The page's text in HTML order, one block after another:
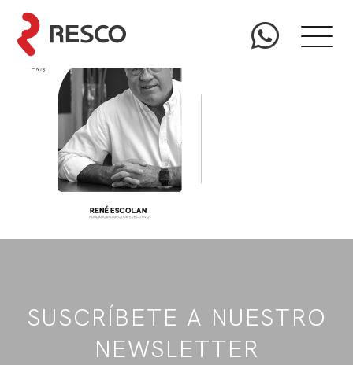
SUSCRÍBETE A NUESTRO
NEWSLETTER